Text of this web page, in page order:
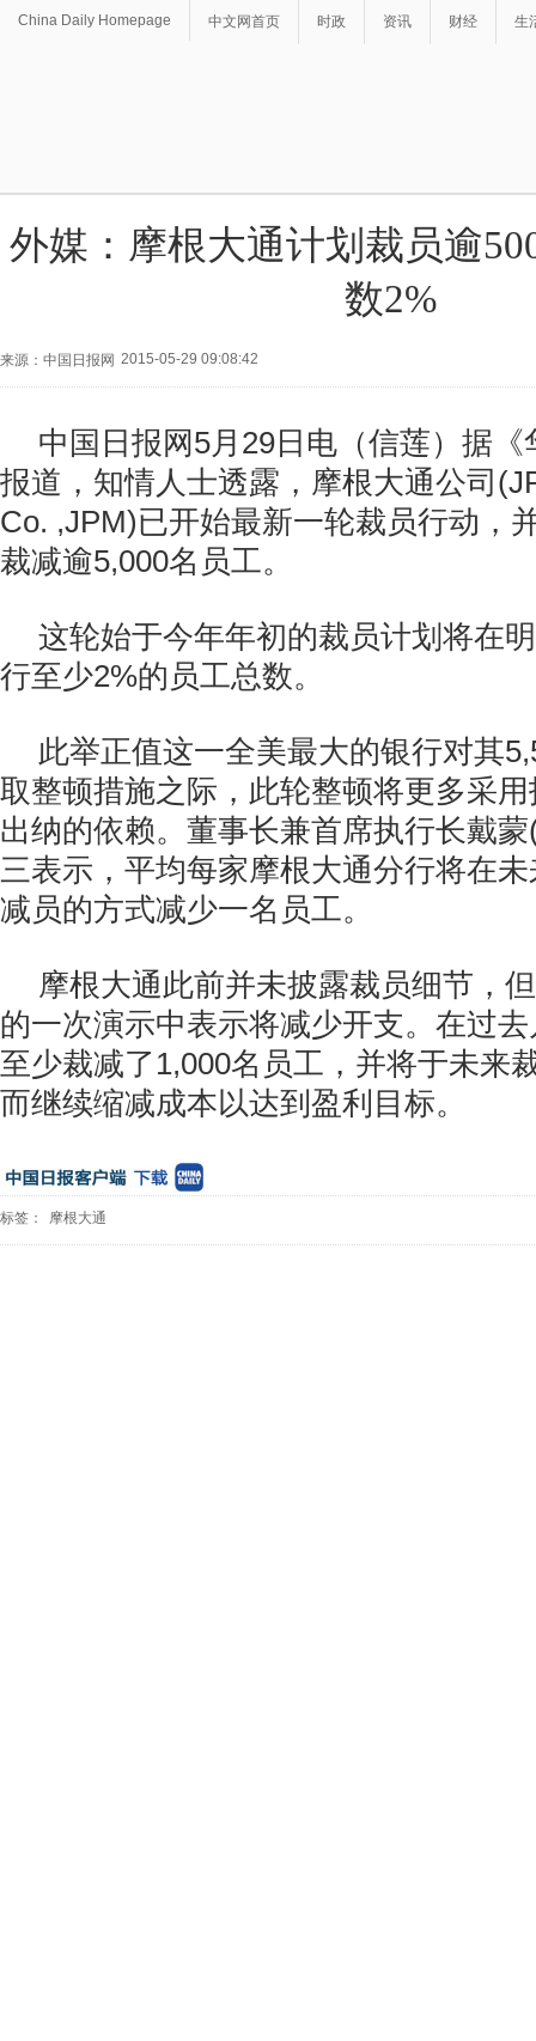
China Daily Homepage 中文网首页 时政 资讯 财经 生
外媒：摩根大通计划裁员逾
数2%
来源：中国日报网 2015-05-29 09:08:42
中国日报网5月29日电（信莲）据
报道，知情人士透露，摩根大通公司
Co. ,JPM)已开始最新一轮裁员行动，
裁减逾5,000名员工。
这轮始于今年年初的裁员计划将在
行至少2%的员工总数。
此举正值这一全美最大的银行对其
取整顿措施之际，此轮整顿将更多采
出纳的依赖。董事长兼首席执行长戴
三表示，平均每家摩根大通分行将在
减员的方式减少一名员工。
摩根大通此前并未披露裁员细节，
的一次演示中表示将减少开支。在过
至少裁减了1,000名员工，并将于未来
而继续缩减成本以达到盈利目标。
标签： 摩根大通